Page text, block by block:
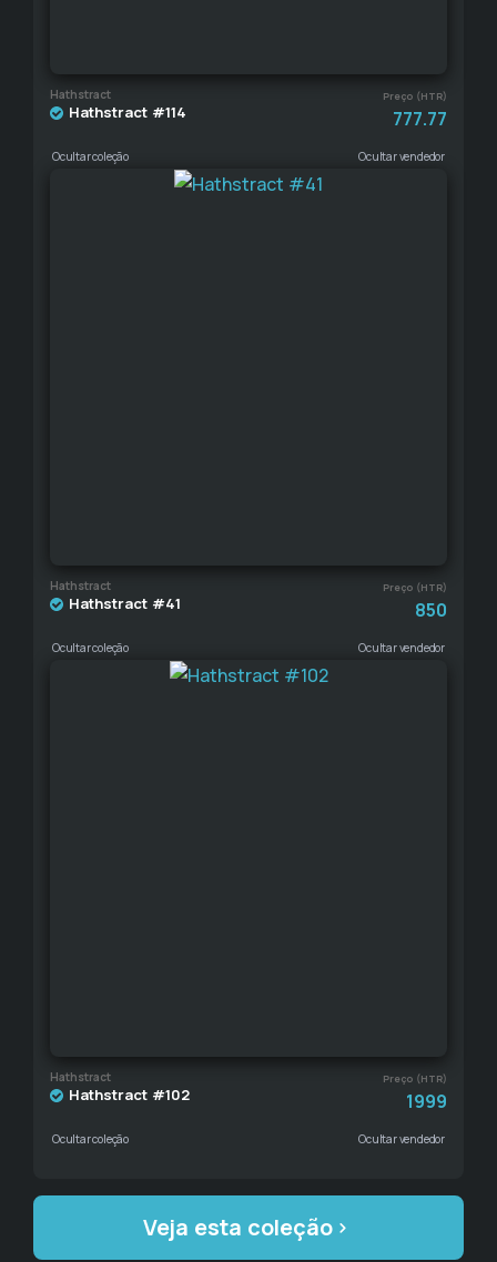
Hathstract Preço (HTR)
Hathstract #114 777.77
Ocultar coleção Ocultar vendedor
Hathstract Preço (HTR)
Hathstract #41 850
Ocultar coleção Ocultar vendedor
Hathstract Preço (HTR)
Hathstract #102 1999
Ocultar coleção Ocultar vendedor
Veja esta coleção